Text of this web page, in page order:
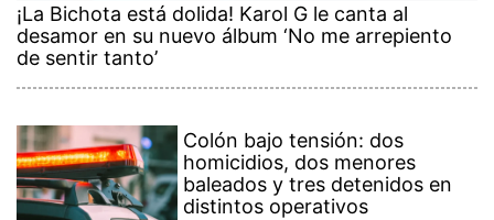
¡La Bichota está dolida! Karol G le canta al
desamor en su nuevo álbum ‘No me arrepiento
de sentir tanto’
Colón bajo tensión: dos
homicidios, dos menores
baleados y tres detenidos en
distintos operativos